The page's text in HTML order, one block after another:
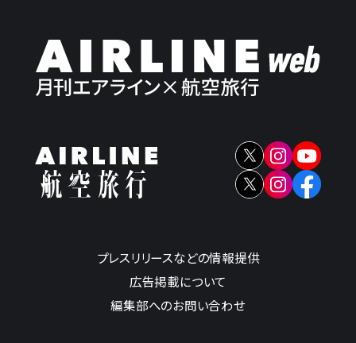
プレスリリースなどの情報提供
広告掲載について
編集部へのお問い合わせ